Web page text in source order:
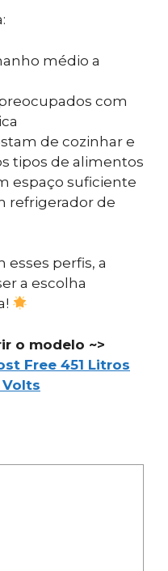
médio a
com
de cozinhar e
tipos de alimentos
espaço suficiente
refrigerador de
esses perfis, a
a escolha
o modelo ~>
Free 451 Litros
Volts